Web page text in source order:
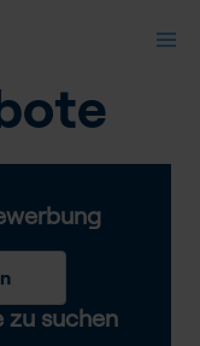
zu suchen